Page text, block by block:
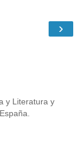
›
y Literatura y